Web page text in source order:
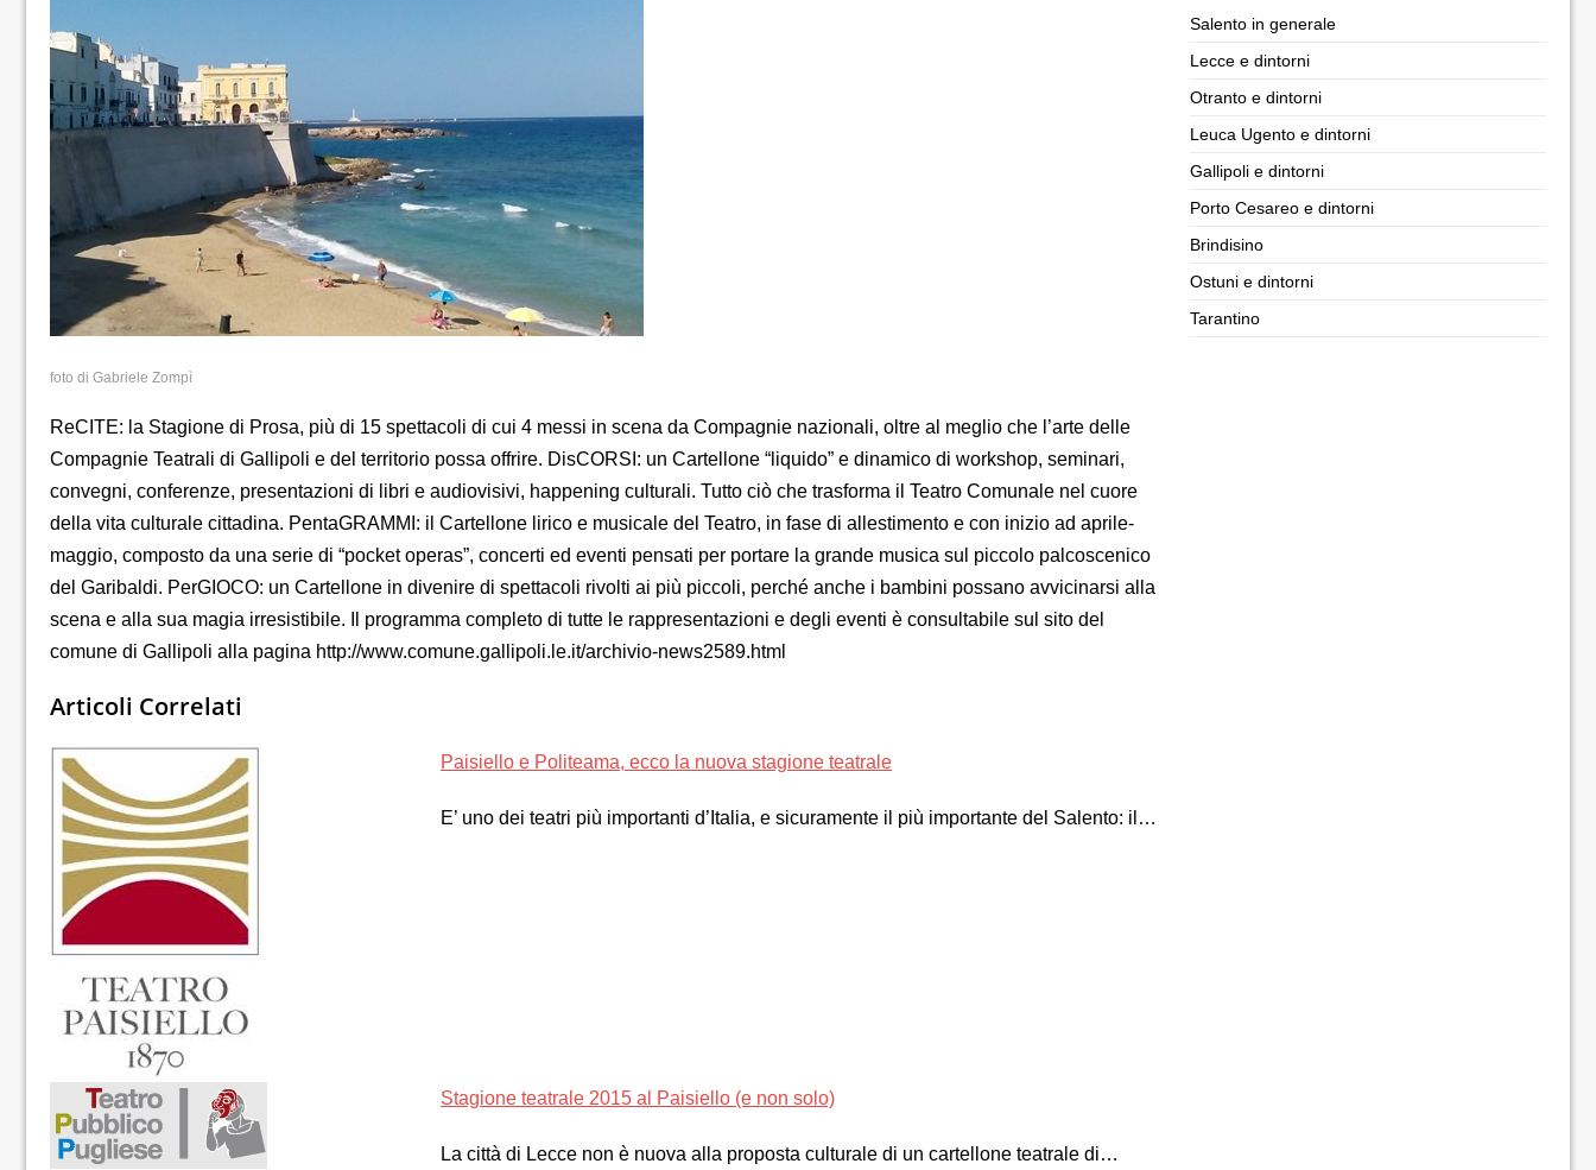
foto di Gabriele Zompì
ReCITE: la Stagione di Prosa, più di 15 spettacoli di cui 4 messi in scena da Compagnie nazionali, oltre al meglio che l’arte delle
Compagnie Teatrali di Gallipoli e del territorio possa offrire. DisCORSI: un Cartellone “liquido” e dinamico di workshop, seminari,
convegni, conferenze, presentazioni di libri e audiovisivi, happening culturali. Tutto ciò che trasforma il Teatro Comunale nel cuore
della vita culturale cittadina. PentaGRAMMI: il Cartellone lirico e musicale del Teatro, in fase di allestimento e con inizio ad aprile-
maggio, composto da una serie di “pocket operas”, concerti ed eventi pensati per portare la grande musica sul piccolo palcoscenico
del Garibaldi. PerGIOCO: un Cartellone in divenire di spettacoli rivolti ai più piccoli, perché anche i bambini possano avvicinarsi alla
scena e alla sua magia irresistibile. Il programma completo di tutte le rappresentazioni e degli eventi è consultabile sul sito del
comune di Gallipoli alla pagina http://www.comune.gallipoli.le.it/archivio-news2589.html
Articoli Correlati
Paisiello e Politeama, ecco la nuova stagione teatrale
E’ uno dei teatri più importanti d’Italia, e sicuramente il più importante del Salento: il…
Stagione teatrale 2015 al Paisiello (e non solo)
La città di Lecce non è nuova alla proposta culturale di un cartellone teatrale di…
Salento in generale
Lecce e dintorni
Otranto e dintorni
Leuca Ugento e dintorni
Gallipoli e dintorni
Porto Cesareo e dintorni
Brindisino
Ostuni e dintorni
Tarantino